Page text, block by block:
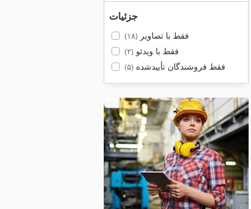
جزئیات
فقط با تصاویر(۱۸)
فقط با ویدئو(۲)
فقط فروشندگان تأییدشده(۵)